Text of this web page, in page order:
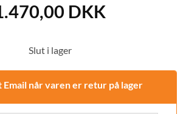
DKK
Slut i lager
Email når varen er retur på lager